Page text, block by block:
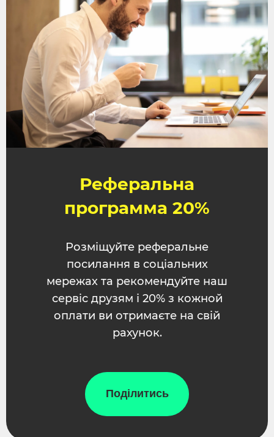
Інтеграція з CRM-системою LP-CRM
Інтеграція з сервісом аренд
Дропплатформ CPASHKA
Лічильники FB, Google Analitycs
Реферальна
программа 20%
Розміщуйте реферальне
посилання в соціальних
мережах та рекомендуйте наш
сервіс друзям і 20% з кожной
оплати ви отримаєте на свій
рахунок.
Поділитись